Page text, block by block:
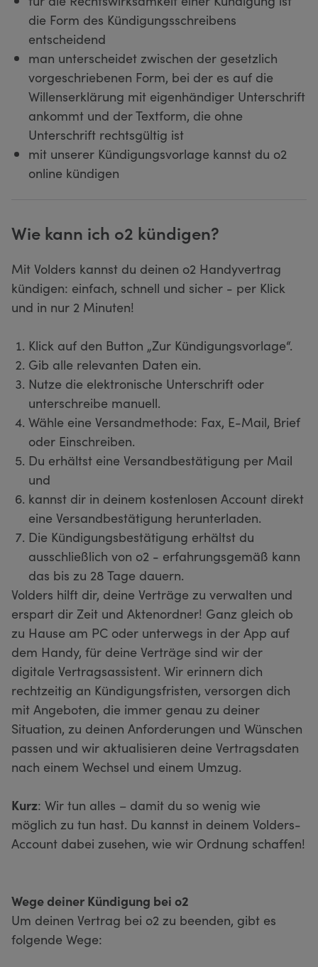
die Form des Kündigungsschreibens
entscheidend
man unterscheidet zwischen der gesetzlich
vorgeschriebenen Form, bei der es auf die
Willenserklärung mit eigenhändiger Unterschrift
ankommt und der Textform, die ohne
Unterschrift rechtsgültig ist
mit unserer Kündigungsvorlage kannst du o2
online kündigen
Wie kann ich o2 kündigen?
Mit Volders kannst du deinen o2 Handyvertrag
kündigen: einfach, schnell und sicher - per Klick
und in nur 2 Minuten!
Klick auf den Button „Zur Kündigungsvorlage“.
Gib alle relevanten Daten ein.
Nutze die elektronische Unterschrift oder
unterschreibe manuell.
Wähle eine Versandmethode: Fax, E-Mail, Brief
oder Einschreiben.
Du erhältst eine Versandbestätigung per Mail
und
kannst dir in deinem kostenlosen Account direkt
eine Versandbestätigung herunterladen.
Die Kündigungsbestätigung erhältst du
ausschließlich von o2 - erfahrungsgemäß kann
das bis zu 28 Tage dauern.
Volders hilft dir, deine Verträge zu verwalten und
erspart dir Zeit und Aktenordner! Ganz gleich ob
zu Hause am PC oder unterwegs in der App auf
dem Handy, für deine Verträge sind wir der
digitale Vertragsassistent. Wir erinnern dich
rechtzeitig an Kündigungsfristen, versorgen dich
mit Angeboten, die immer genau zu deiner
Situation, zu deinen Anforderungen und Wünschen
passen und wir aktualisieren deine Vertragsdaten
nach einem Wechsel und einem Umzug.
Kurz: Wir tun alles – damit du so wenig wie
möglich zu tun hast. Du kannst in deinem Volders-
Account dabei zusehen, wie wir Ordnung schaffen!
Wege deiner Kündigung bei o2
Um deinen Vertrag bei o2 zu beenden, gibt es
folgende Wege: